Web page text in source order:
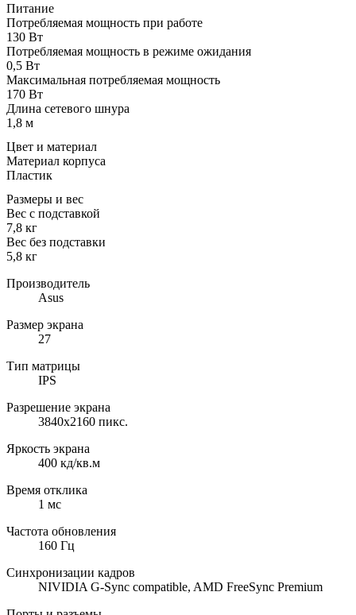
Питание
Потребляемая мощность при работе
130 Вт
Потребляемая мощность в режиме ожидания
0,5 Вт
Максимальная потребляемая мощность
170 Вт
Длина сетевого шнура
1,8 м
Цвет и материал
Материал корпуса
Пластик
Размеры и вес
Вес с подставкой
7,8 кг
Вес без подставки
5,8 кг
Производитель
Asus
Размер экрана
27
Тип матрицы
IPS
Разрешение экрана
3840x2160 пикс.
Яркость экрана
400 кд/кв.м
Время отклика
1 мс
Частота обновления
160 Гц
Синхронизации кадров
NIVIDIA G-Sync compatible, AMD FreeSync Premium